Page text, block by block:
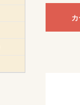
天井スピー
壁掛型スピ
ホーンスピ
コラムスピ
コンパクト
モニタース
インテリア
スピーカー
防滴型スピ
ホール用ス
マルチユー
ビニールテ
自己融着テ
養生テープ
丸エフ
ネオシール